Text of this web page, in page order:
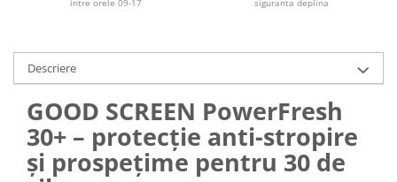
intre orele 09-17
siguranta deplina
Descriere
GOOD SCREEN PowerFresh
30+ – protecție anti-stropire
și prospețime pentru 30 de